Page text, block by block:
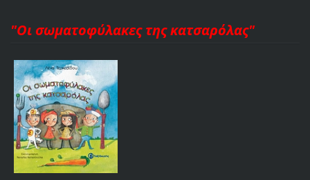
"Οι σωματοφύλακες της κατσαρόλας"